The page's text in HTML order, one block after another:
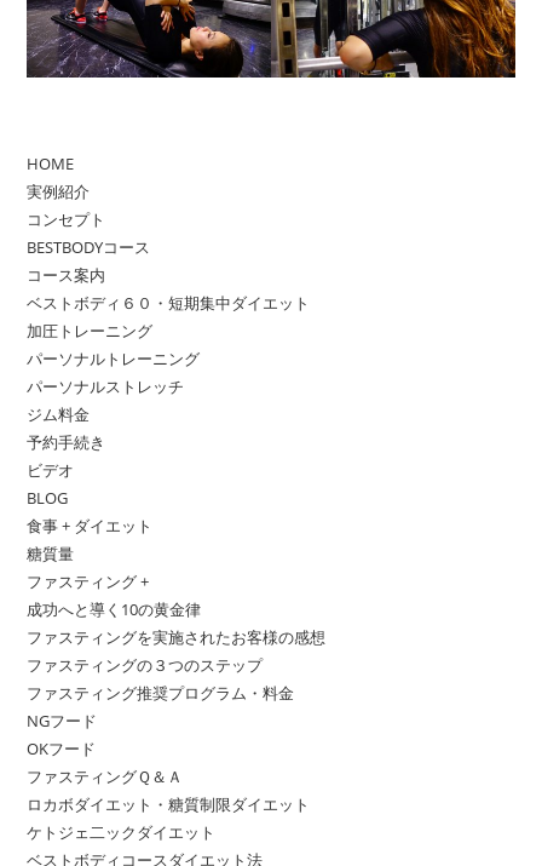
HOME
実例紹介
コンセプト
BESTBODYコース
コース案内
ベストボディ６０・短期集中ダイエット
加圧トレーニング
パーソナルトレーニング
パーソナルストレッチ
ジム料金
予約手続き
ビデオ
BLOG
食事 + ダイエット
糖質量
ファスティング +
成功へと導く10の黄金律
ファスティングを実施されたお客様の感想
ファスティングの３つのステップ
ファスティング推奨プログラム・料金
NGフード
OKフード
ファスティングＱ＆Ａ
ロカボダイエット・糖質制限ダイエット
ケトジェ二ックダイエット
ベストボディコースダイエット法